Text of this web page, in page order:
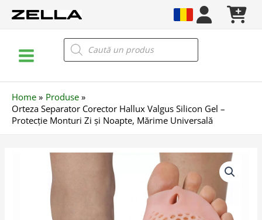
Menu
Products
search
Home
Produse
Orteza Separator Corector Hallux Valgus Silicon Gel –
Protecție Monturi Zi și Noapte, Mărime Universală
Separator